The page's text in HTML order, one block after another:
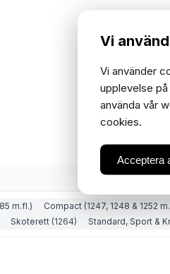
m.fl.) Compact (1247, 1248 & 1252
Skoterett (1264) Standard, Sport &
Vi
Vi använder
upplevelse
använda vår
cookies.
Acceptera